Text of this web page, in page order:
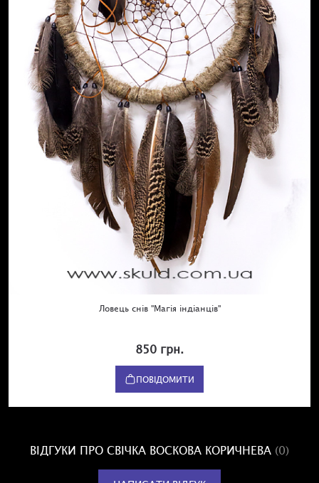
Ловець снів "Магія індіанців"
850 грн.
ПОВІДОМИТИ
ВІДГУКИ ПРО СВІЧКА ВОСКОВА КОРИЧНЕВА (0)